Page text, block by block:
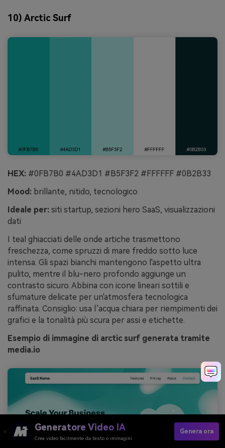
10) Arctic Surf
HEX: #0FB7B0 #4AD3D1 #B5F3F2 #FFFFFF #0B2B33
Mood: brillante, nitido, tecnologico
Ideale per: siti startup, sezioni hero SaaS, visualizzazioni
dati
I teal ghiacciati delle onde artiche trasmettono
freschezza, come spruzzi di mare freddo sotto luce
intensa. Gli spazi bianchi mantengono l'aspetto ultra
pulito, mentre il blu-nero profondo aggiunge un
contrasto sicuro. Abbina con icone lineari sottili e
sfumature delicate per un'atmosfera tecnologica
raffinata. Consiglio: usa l’acqua chiara per riempimenti dei
grafici e la tonalità più scura per assi e etichette.
Esempio di immagine di arctic surf generata tramite
media.io
Generatore Video IA
Crea video facilmente da testo o immagini
Genera ora